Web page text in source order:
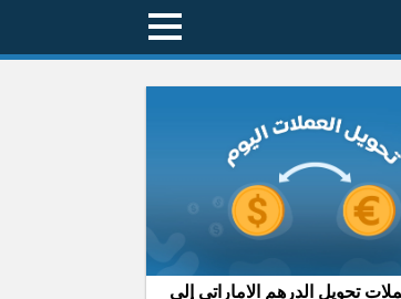
تحويل الدرهم الاماراتي إلى